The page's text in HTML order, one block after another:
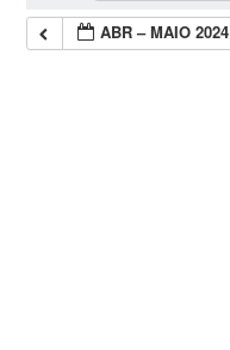
ABR – MAIO 2024